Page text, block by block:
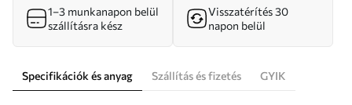
1–3 munkanapon belül
szállításra kész
Visszatérítés 30
napon belül
Specifikációk és anyag Szállítás és fizetés GYIK